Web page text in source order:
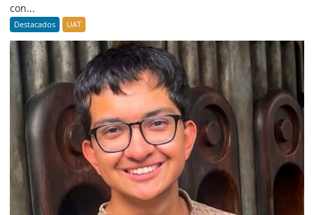
con...
Destacados UAT